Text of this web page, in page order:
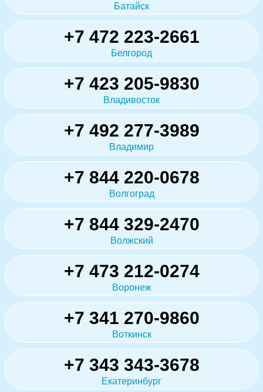
Батайск
+7 472 223-2661
Белгород
+7 423 205-9830
Владивосток
+7 492 277-3989
Владимир
+7 844 220-0678
Волгоград
+7 844 329-2470
Волжский
+7 473 212-0274
Воронеж
+7 341 270-9860
Воткинск
+7 343 343-3678
Екатеринбург